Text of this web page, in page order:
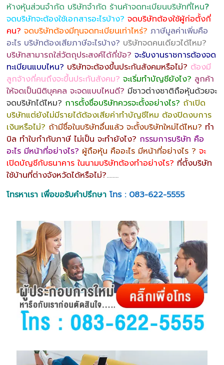
ห้างหุ้นส่วนจำกัด บริษัทจำกัด ร้านค้าจดทะเบียนบริษัทที่ไหน?
จดบริษัทจะต้องใช้เอกสารอะไรบ้าง? จดบริษัทต้องใช้ผู้ก่อตั้งกี่
คน? จดบริษัทต้องมีทุนจดทะเบียนเท่าไหร่? ภาษีมูลค่าเพิ่มคือ
อะไร บริษัทต้องเสียภาษีอะไรบ้าง? บริษัทจดคนเดียวได้ไหม?
บริษัทสามารถใส่วัตถุประสงค์ได้กี่ข้อ? จะรับงานราชการต้องจด
ทะเบียนแบบไหน? บริษัทจะต้องขึ้นประกันสังคมหรือไม่? ต้องมี
ลูกจ้างกี่คนถึงจะขึ้นประกันสังคม? จะเริ่มทำบัญชียังไง? ลูกค้า
ให้จดเป็นนิติบุคคล จะจดแบบไหนดี? มีชาวต่างชาติถือหุ้นด้วยจะ
จดบริษัทได้ไหม? การตั้งชื่อบริษัทควรจะตั้งอย่างไร? ถ้าเปิด
บริษัทแต่ยังไม่มีรายได้ต้องเสียค่าทำบัญชีไหม ต้องปิดงบการ
เงินหรือไม่? ถ้ามีชื่อในบริษัทอื่นแล้ว จะตั้งบริษัทใหม่ได้ไหม? ทำ
บิล ทำใบกำกับภาษี ไม่เป็น จะทำยังไง? กรรมการบริษัท คือ
อะไร มีหน้าที่อย่างไร? ผู้ถือหุ้น คืออะไร มีหน้าที่อย่างไร ? จะ
เปิดบัญชีกับธนาคาร ในนามบริษัทต้องทำอย่างไร? ที่ตั้งบริษัท
ใช้บ้านที่ต่างจังหวัดได้หรือไม่?……..
โทรหาเรา เพื่อขอรับคำปรึกษา โทร : 083-622-5555